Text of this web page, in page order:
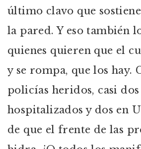
último clavo que
la pared. Y eso también
quienes quieren que el
y se rompa, que los hay.
policías heridos, casi dos
hospitalizados y dos en
de que el frente de las